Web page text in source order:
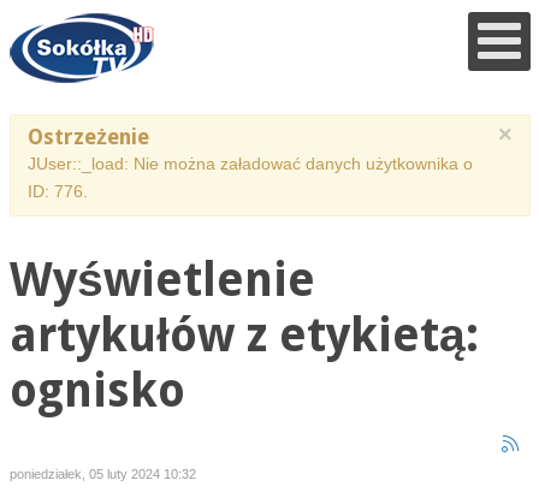
×
Ostrzeżenie
JUser::_load: Nie można załadować danych użytkownika o
ID: 776.
Wyświetlenie
artykułów z etykietą:
ognisko
poniedziałek, 05 luty 2024 10:32